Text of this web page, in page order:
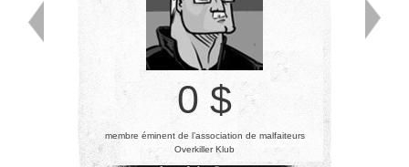
0 $
membre éminent de l’association de malfaiteurs
Overkiller Klub